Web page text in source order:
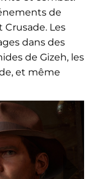
de
Crusade. Les
dans des
de Gizeh, les
et même